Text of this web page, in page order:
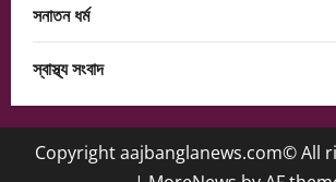
সনাতন ধর্ম
স্বাস্থ্য সংবাদ
Copyright aajbanglanews.com© All